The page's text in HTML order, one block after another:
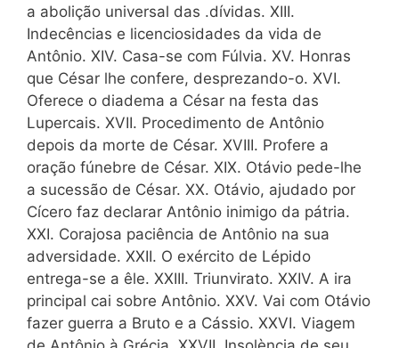
a abolição universal das .dívidas. XIII.
Indecências e licenciosidades da vida de
Antônio. XIV. Casa-se com Fúlvia. XV. Honras
que César lhe confere, desprezando-o. XVI.
Oferece o diadema a César na festa das
Lupercais. XVII. Procedimento de Antônio
depois da morte de César. XVIII. Profere a
oração fú­nebre de César. XIX. Otávio pede-lhe
a sucessão de César. XX. Otávio, ajudado por
Cícero faz declarar Antônio inimigo da pátria.
XXI. Corajosa paciência de Antônio na sua
adversidade. XXII. O exército de Lépido
entrega-se a êle. XXIII. Triunvirato. XXIV. A ira
principal cai sobre Antônio. XXV. Vai com Otávio
fazer guerra a Bruto e a Cássio. XXVI. Viagem